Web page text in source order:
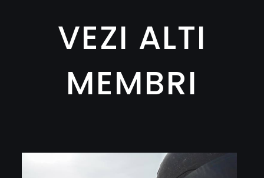
VEZI ALTI
MEMBRI